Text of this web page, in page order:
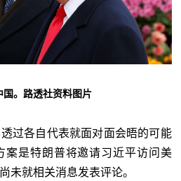
。路透社资料图片
过各自代表就面对面会晤的可能
案是特朗普将邀请习近平访问美
未就相关消息发表评论。